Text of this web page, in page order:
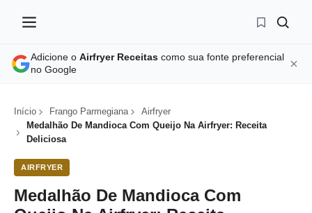
Adicione o Airfryer Receitas como sua fonte preferencial
no Google
Início Frango Parmegiana
Airfryer
Medalhão De Mandioca Com Queijo Na Airfryer: Receita
Deliciosa
AIRFRYER
Medalhão De Mandioca Com